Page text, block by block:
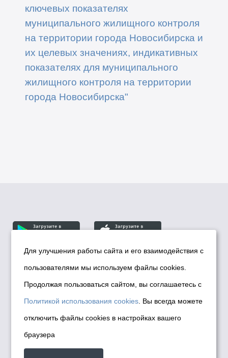
ключевых показателях
муниципального жилищного контроля
на территории города Новосибирска и
их целевых значениях, индикативных
показателях для муниципального
жилищного контроля на территории
города Новосибирска"
© Департамент информационной политики мэрии
города Новосибирска, 2026
Политика использования Cookies
Политика по обработке персональных
данных в информационных системах
мэрии города Новосибирска
Для улучшения работы сайта и его взаимодействия с
пользователями мы используем файлы cookies.
Продолжая пользоваться сайтом, вы соглашаетесь с
Политикой использования cookies . Вы всегда можете
отключить файлы cookies в настройках вашего
браузера